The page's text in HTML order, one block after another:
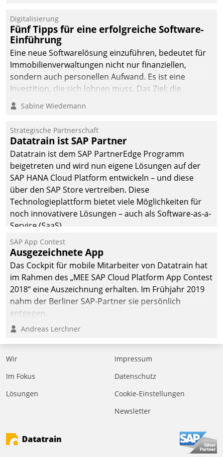
Digitalisierung
Fünf Tipps für eine erfolgreiche Software-
Einführung
Eine neue Softwarelösung einzuführen, bedeutet für
Immobilienverwaltungen nicht nur finanziellen,
sondern auch personellen Aufwand. Es ist eine
Investition, die sich lohnen muss. Das Ziel: die
nachhaltige Optimierung der Geschäftsabläufe. Damit
dieses Ziel erreicht wird, sollten einige Grundregeln
Sabine Wiedemann
Strategische Partnerschaft
Datatrain ist SAP Partner
Datatrain ist dem SAP PartnerEdge Programm
beigetreten und wird nun eigene Lösungen auf der
SAP HANA Cloud Platform entwickeln – und diese
über den SAP Store vertreiben. Diese
Technologieplattform bietet viele Möglichkeiten für
noch innovativere Lösungen – auch als Software-as-a-
Service (SaaS).
SAP App Contest
Ausgezeichnete App
Das Cockpit für mobile Mitarbeiter von Datatrain hat
im Rahmen des „MEE SAP Cloud Platform App Contest
2018“ eine Auszeichnung erhalten. Im Frühjahr 2019
nahm der Berliner SAP-Partner sie persönlich
entgegen.
Andreas Lerchner
Wir
Im Fokus
Lösungen
Impressum
Datenschutz
Cookie-Einstellungen
Newsletter
Datatrain